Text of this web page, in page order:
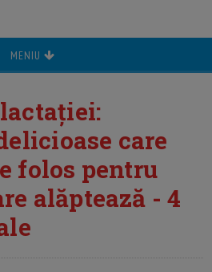
MENIU
care
folos pentru
alăptează - 4